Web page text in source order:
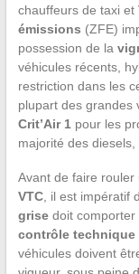
chauffeurs de taxi et
émissions (ZFE)
possession de la
véhicules récents,
restriction dans les
plupart des grandes
Crit’Air 1 pour les
majorité des diesels,
Avant de faire rouler
VTC, il est impératif
grisedoit comporter
contrôle technique
véhicules doivent